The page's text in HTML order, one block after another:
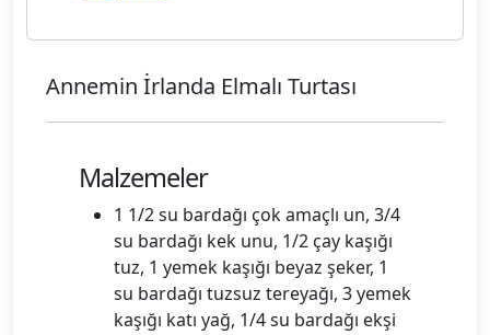
Annemin İrlanda Elmalı Turtası
Malzemeler
1 1/2 su bardağı çok amaçlı un, 3/4
su bardağı kek unu, 1/2 çay kaşığı
tuz, 1 yemek kaşığı beyaz şeker, 1
su bardağı tuzsuz tereyağı, 3 yemek
kaşığı katı yağ, 1/4 su bardağı ekşi